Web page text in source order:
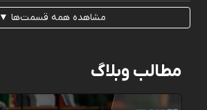
مشاهده همه قسمت‌ها ▼
مطالب وبلاگ